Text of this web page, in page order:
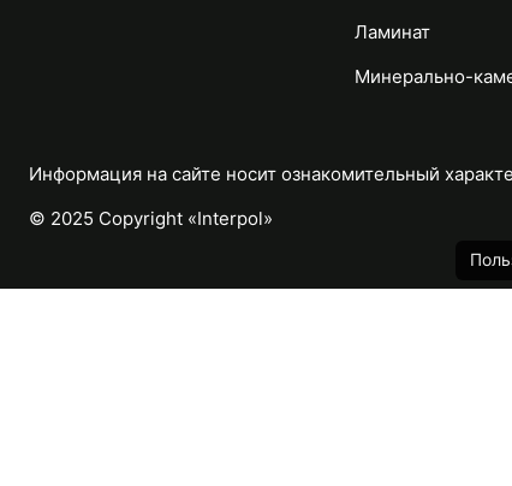
Ламинат
Минерально-
Информация на сайте носит ознакомительный
© 2025 Copyright «Interpol»